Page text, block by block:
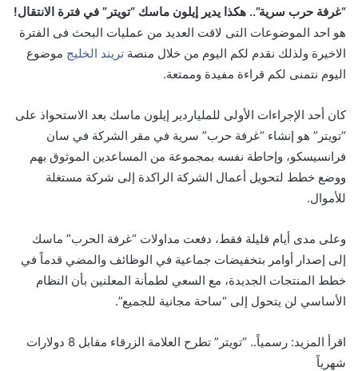
“غرفة حرب سرية”.. هكذا يدير إيلون ماسك “تويتر” في فترة الانتقال!
هو احد الموضوعات التى لاقت العديد من عمليات البحث فى الفترة
الاخيرة ولذلك نقدم لكم اليوم من خلال منصة تريند الخليج موضوع
اليوم نتمنى لكم قراءة مفيدة وممتعة.
كان أحد الإجراءات الأولى للملياردير إيلون ماسك بعد الاستحواذ على
“تويتر” هو إنشاء “غرفة حرب” سرية في مقر الشركة في سان
فرانسيسكو، وإحاطة نفسه بمجموعة من المساعدين الموثوق بهم
ووضع خطط لتحويل أعمال الشركة الراكدة إلى شركة مستغلة
للأموال.
وعلى مدى أيام قليلة فقط، دفعت مداولات “غرفة الحرب” ماسك
إلى إصدار أوامر بتخفيضات جماعية في الوظائف والمضي قدماً في
خطط المنتجات الجديدة، مع السعي لطمأنة المعلنين بأن النظام
الأساسي لن يتحول إلى “ساحة مجانية للجميع”.
اقرأ المزيد: رسمياً.. “تويتر” تطرح العلامة الزرقاء مقابل 8 دولارات
شهرياً